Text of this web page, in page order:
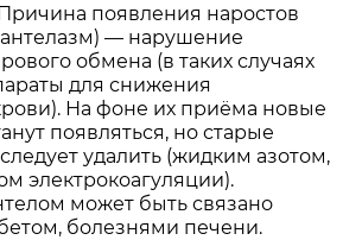
появления наростов
— нарушение
обмена (в таких случаях
для снижения
На фоне их приёма новые
появляться, но старые
удалить (жидким азотом,
электрокоагуляции).
может быть связано
болезнями печени.